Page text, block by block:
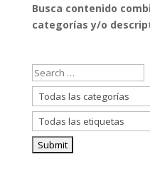
Busca contenido
categorías y/o